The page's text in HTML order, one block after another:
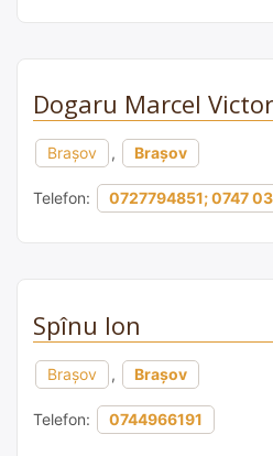
Dogaru Marcel Victor
Brașov , Brașov
Telefon: 0727794851; 0747
Spînu Ion
Brașov , Brașov
Telefon: 0744966191